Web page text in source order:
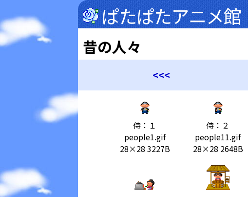
ぱたぱたアニメ館
昔の人々
<<<
侍：１
people1.gif
28×28 3227B
侍：２
people11.gif
28×28 2648B